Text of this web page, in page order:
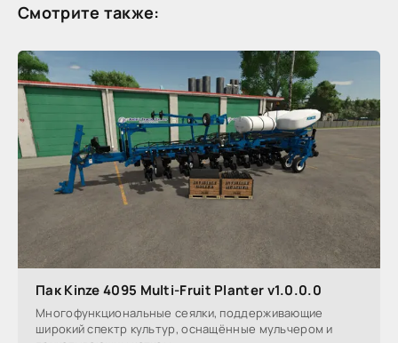
Смотрите также:
Пак Kinze 4095 Multi-Fruit Planter v1.0.0.0
Многофункциональные сеялки, поддерживающие
широкий спектр культур, оснащённые мульчером и